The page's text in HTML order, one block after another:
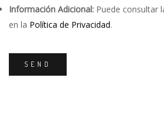
Información Adicional: Puede consultar
en la Política de Privacidad.